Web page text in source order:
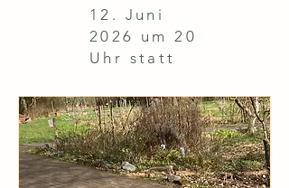
12. Juni
2026 um 20
Uhr statt